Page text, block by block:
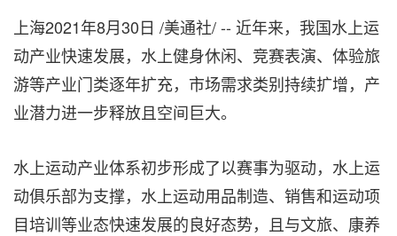
上海2021年8月30日 /美通社/ -- 近年来，我国水上运
动产业快速发展，水上健身休闲、竞赛表演、体验旅
游等产业门类逐年扩充，市场需求类别持续扩增，产
业潜力进一步释放且空间巨大。
水上运动产业体系初步形成了以赛事为驱动，水上运
动俱乐部为支撑，水上运动用品制造、销售和运动项
目培训等业态快速发展的良好态势，且与文旅、康养